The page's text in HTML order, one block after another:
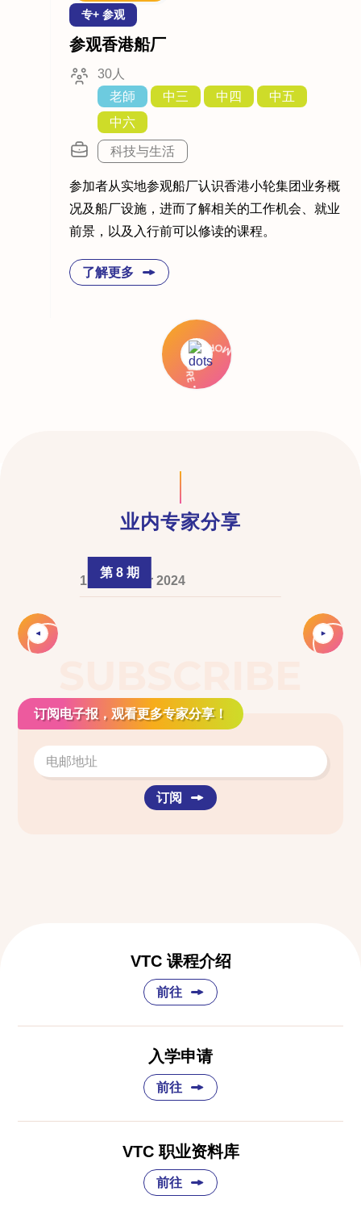
专+ 参观
参观香港船厂
30人
老師
中三 中四
中五
中六
科技与生活
参加者从实地参观船厂认识香港小轮集团业务概
况及船厂设施，进而了解相关的工作机会、就业
前景，以及入行前可以修读的课程。
了解更多
业内专家分享
第 8 期
1 December 2024
Slide 2 of 3.
订阅电子报，观看更多专家分享！
订阅
VTC 课程介绍
前往
入学申请
前往
VTC 职业资料库
前往